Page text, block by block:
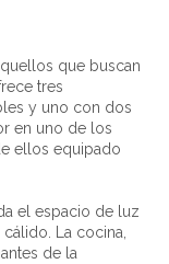
que buscan
tres
y uno con dos
en uno de los
ellos equipado
el espacio de luz
La cocina,
de la